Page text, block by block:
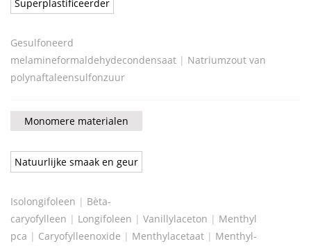
Superplastificeerder
Gesulfoneerd
melamineformaldehydecondensaat | Natriumzout van
polynaftaleensulfonzuur
Monomere materialen
Natuurlijke smaak en geur
Isolongifoleen | Bèta-
caryofylleen | Longifoleen | Vanillylaceton | Menthyl
pca | Caryofylleenoxide | Menthylacetaat | Menthyl-